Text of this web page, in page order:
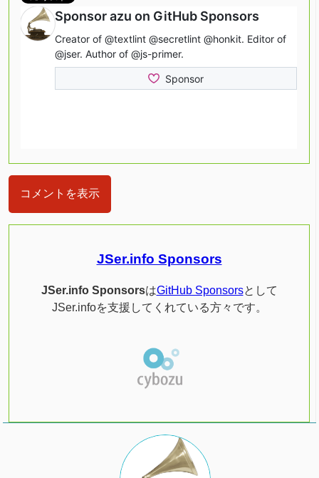
コメントを表示
JSer.info Sponsors
JSer.info SponsorsはGitHub Sponsorsとして
JSer.infoを支援してくれている方々です。